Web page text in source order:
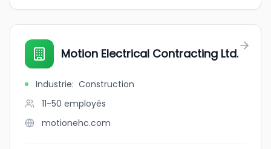
Motion Electrical Contracting Ltd.
Industrie: Construction
11-50 employés
motionehc.com